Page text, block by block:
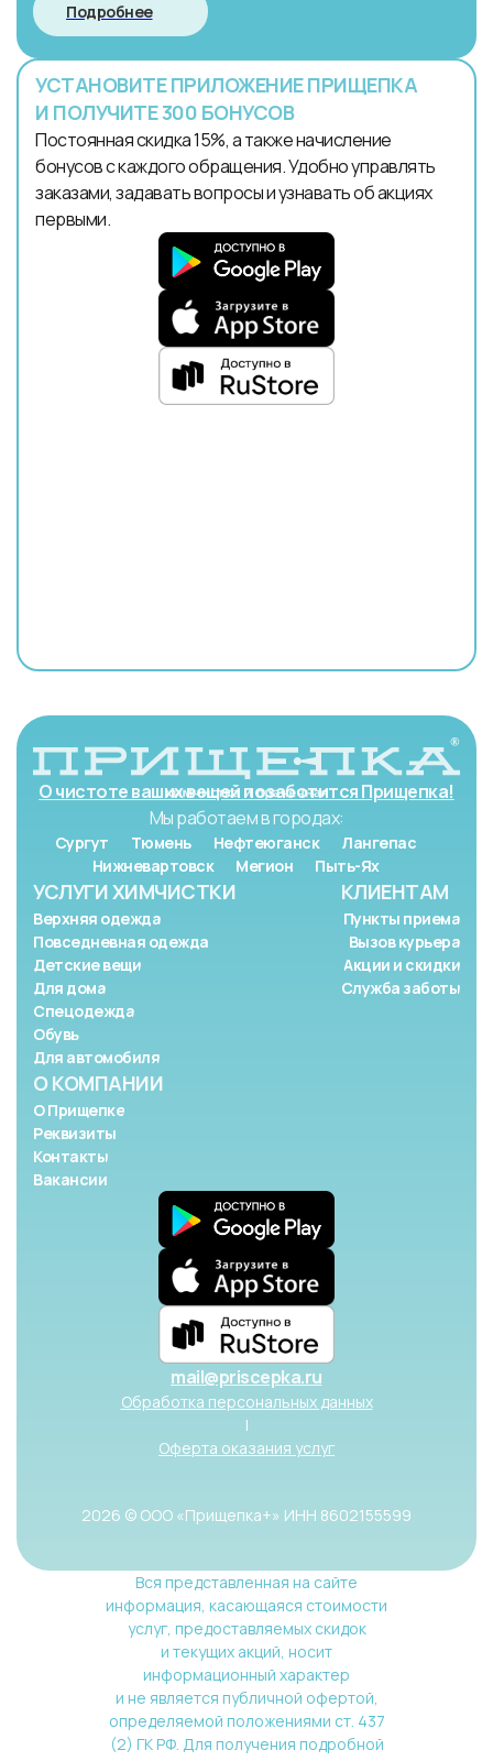
Подробнее
УСТАНОВИТЕ ПРИЛОЖЕНИЕ ПРИЩЕПКА
И ПОЛУЧИТЕ 300 БОНУСОВ
Постоянная скидка 15%, а также начисление
бонусов с каждого обращения. Удобно управлять
заказами, задавать вопросы и узнавать об акциях
первыми.
О чистоте ваших вещей позаботится Прищепка!
Мы работаем в городах:
Сургут Тюмень Нефтеюганск
Лангепас
Нижневартовск
Мегион Пыть-Ях
КЛИЕНТАМ
Пункты приема
Вызов курьера
Акции и скидки
Служба заботы
О КОМПАНИИ
О Прищепке
Реквизиты
Контакты
Вакансии
УСЛУГИ ХИМЧИСТКИ
Верхняя одежда
Повседневная одежда
Детские вещи
Для дома
Спецодежда
Обувь
Для автомобиля
mail@priscepka.ru
Обработка персональных данных
|
Оферта оказания услуг
2026 © ООО «Прищепка+» ИНН 8602155599
Вся представленная на сайте
информация, касающаяся стоимости
услуг, предоставляемых скидок
и текущих акций, носит
информационный характер
и не является публичной офертой,
определяемой положениями ст. 437
(2) ГК РФ. Для получения подробной